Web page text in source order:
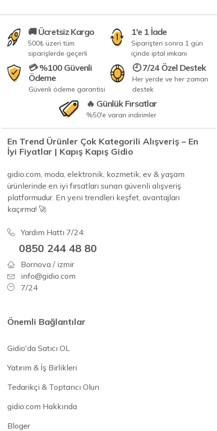
🚚 Ücretsiz Kargo
500₺ üzeri tüm
siparişlerde geçerli
1'e 1 İade
Siparişten sonra 1 gün
içinde iptal imkanı
💳 %100 Güvenli
Ödeme
Güvenli ödeme garantisi
🕘 7/24 Özel Destek
Her yerde ve her zaman
destek
🔥 Günlük Fırsatlar
%50'e varan indirimler
En Trend Ürünler Çok Kategorili Alışveriş – En
İyi Fiyatlar | Kapış Kapış Gidio
gidio.com, moda, elektronik, kozmetik, ev & yaşam
ürünlerinde en iyi fırsatları sunan güvenli alışveriş
platformudur. En yeni trendleri keşfet, avantajları
kaçırma! 🚀
Yardım Hattı 7/24:
0850 244 48 80
Bornova / izmir
info@gidio.com
7/24
Önemli Bağlantılar
Gidio'da Satıcı OL
Yatırım & İş Birlikleri
Tedarikçi & Toptancı Olun
gidio.com Hakkında
Bloger